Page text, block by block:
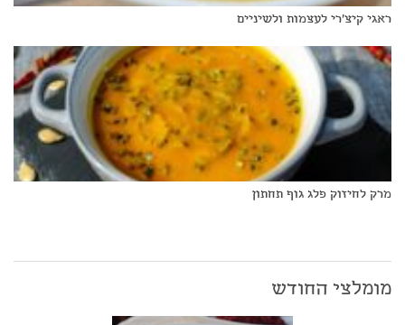
ראגי קיצ'רי לעצמות ולשיניים
מרק לחיזוק פלג גוף תחתון
מומלצי החודש